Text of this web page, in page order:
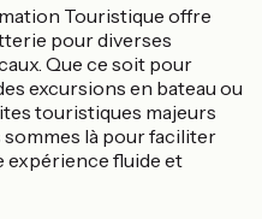
Touristique offre
pour diverses
Que ce soit pour
excursions en bateau ou
touristiques majeurs
sommes là pour faciliter
expérience fluide et